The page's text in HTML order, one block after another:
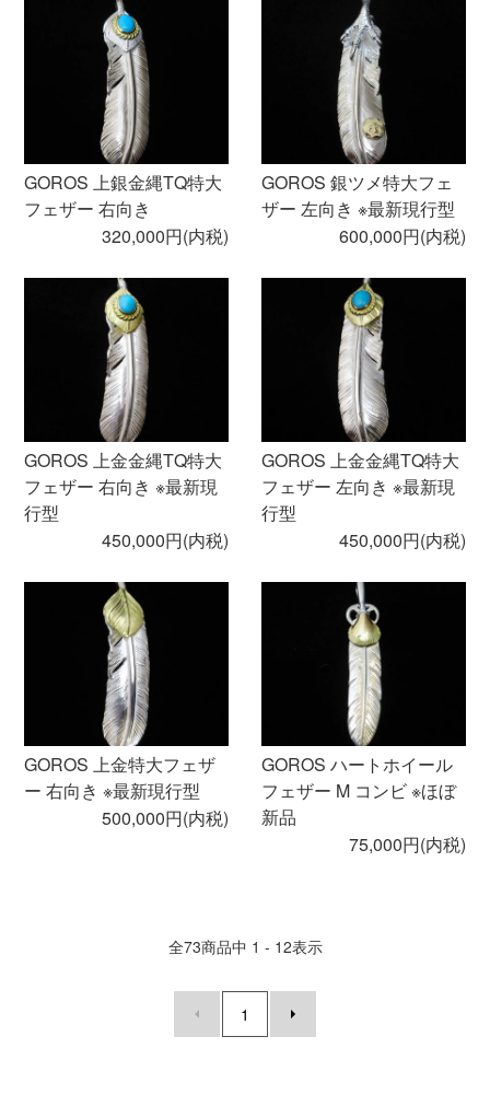
GOROS 上銀金縄TQ特大
フェザー 右向き
320,000円(内税)
GOROS 銀ツメ特大フェ
ザー 左向き ※最新現行型
600,000円(内税)
GOROS 上金金縄TQ特大
フェザー 右向き ※最新現
行型
450,000円(内税)
GOROS 上金金縄TQ特大
フェザー 左向き ※最新現
行型
450,000円(内税)
GOROS 上金特大フェザ
ー 右向き ※最新現行型
500,000円(内税)
GOROS ハートホイール
フェザー M コンビ ※ほぼ
新品
75,000円(内税)
全73商品中 1 - 12表示
1